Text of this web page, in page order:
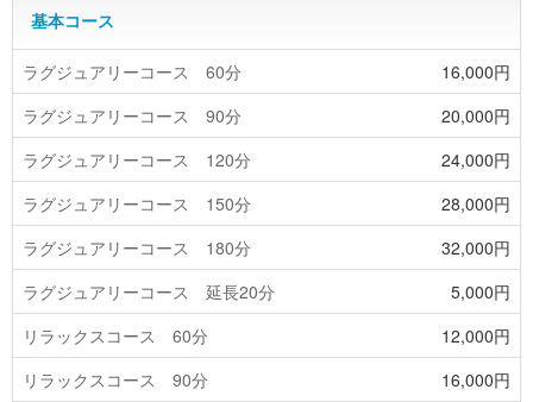
基本コース
ラグジュアリーコース 60分
16,000円
ラグジュアリーコース 90分
20,000円
ラグジュアリーコース 120分
24,000円
ラグジュアリーコース 150分
28,000円
ラグジュアリーコース 180分
32,000円
ラグジュアリーコース 延長20分
5,000円
リラックスコース 60分
12,000円
リラックスコース 90分
16,000円